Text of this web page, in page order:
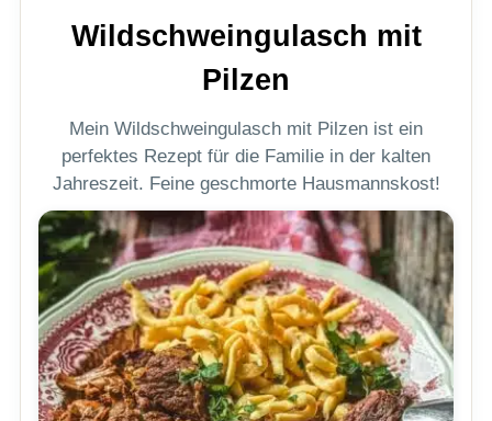
Wildschweingulasch mit
Pilzen
Mein Wildschweingulasch mit Pilzen ist ein
perfektes Rezept für die Familie in der kalten
Jahreszeit. Feine geschmorte Hausmannskost!